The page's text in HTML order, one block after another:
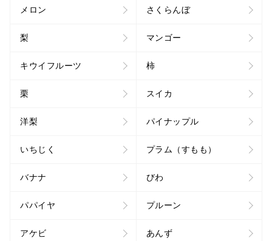
メロン さくらんぼ
梨 マンゴー
キウイフルーツ 柿
栗 スイカ
洋梨 パイナップル
いちじく プラム（すもも）
バナナ びわ
パパイヤ プルーン
アケビ あんず